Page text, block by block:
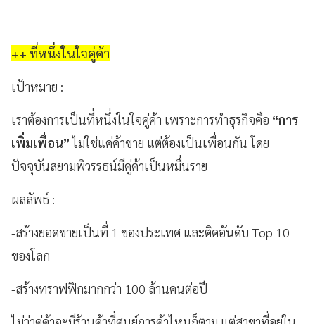
++ ที่หนึ่งในใจคู่ค้า
เป้าหมาย :
เราต้องการเป็นที่หนึ่งในใจคู่ค้า เพราะการทำธุรกิจคือ “การ
เพิ่มเพื่อน”ไม่ใช่แค่ค้าขาย แต่ต้องเป็นเพื่อนกัน โดย
ปัจจุบันสยามพิวรรธน์มีคู่ค้าเป็นหมื่นราย
ผลลัพธ์ :
-สร้างยอดขายเป็นที่ 1 ของประเทศ และติดอันดับ Top 10
ของโลก
-สร้างทราฟฟิกมากกว่า 100 ล้านคนต่อปี